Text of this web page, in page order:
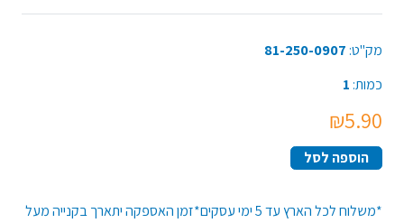
מק"ט: 81-250-0907
כמות: 1
₪5.90
הוספה לסל
*משלוח לכל הארץ עד 5 ימי עסקים*זמן האספקה יתארך בקנייה מעל